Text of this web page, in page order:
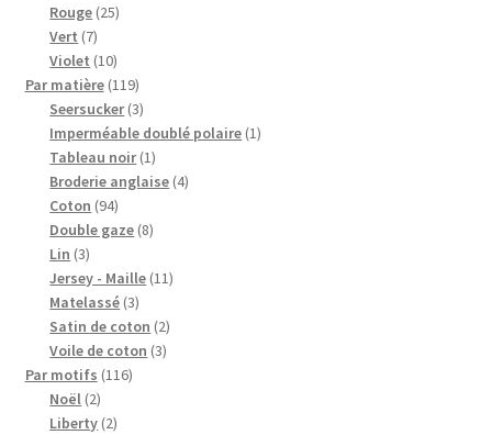
produits
Rouge 2525
Vert 77
produits
Violet 1010
produits
Par matière 119119
produits
Seersucker 33
produits
Imperméable doublé polaire 11
Tableau noir 11
produit
Broderie anglaise 44
Coton 9494
produits
Double gaze 88
Lin 33
produits
Jersey - Maille 1111
Matelassé 33
produits
Satin de coton 22
produits
Voile de coton 33
Par motifs 116116
Noël 22
produits
Liberty 22